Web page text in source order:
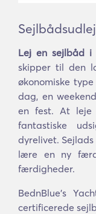
Lej en sejlbåd i
skipper til den
økonomiske
dag, en
en fest. At
fantastiske
dyrelivet.
lære en ny
færdigheder.
BednBlue's
certificerede